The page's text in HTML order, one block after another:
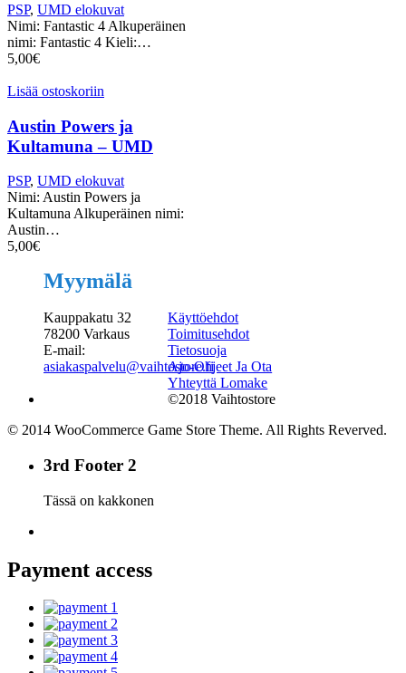
PSP, UMD elokuvat
Nimi: Fantastic 4 Alkuperäinen
nimi: Fantastic 4 Kieli:…
5,00€
Lisää ostoskoriin
Austin Powers ja
Kultamuna – UMD
PSP, UMD elokuvat
Nimi: Austin Powers ja
Kultamuna Alkuperäinen nimi:
Austin…
5,00€
Myymälä
Kauppakatu 32
78200 Varkaus
E-mail:
asiakaspalvelu@vaihtostore.fi
Käyttöehdot
Toimitusehdot
Tietosuoja
Ajo-Ohjeet Ja Ota
Yhteyttä Lomake
©2018 Vaihtostore
© 2014 WooCommerce Game Store Theme. All Rights Reverved.
3rd Footer 2
Tässä on kakkonen
Payment access